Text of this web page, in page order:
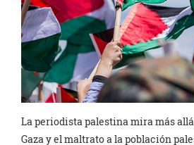
La periodista palestina mira más
Gaza y el maltrato a la población